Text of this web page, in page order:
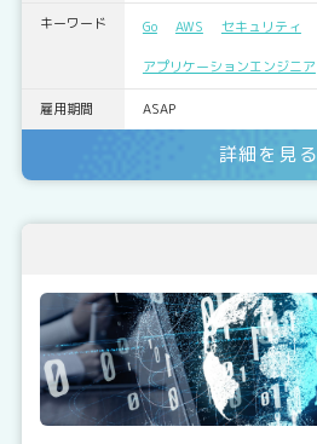
キーワード Go AWS セキュリティ
アプリケーションエンジニア
雇用期間 ASAP
詳細を見る